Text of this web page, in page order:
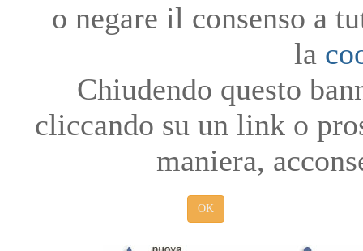
o negare il consenso a
la
Chiudendo questo
cliccando su un link o
maniera,
OK